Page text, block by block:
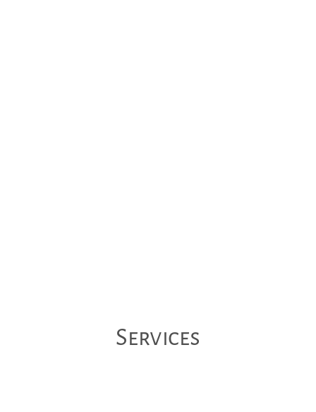
Services